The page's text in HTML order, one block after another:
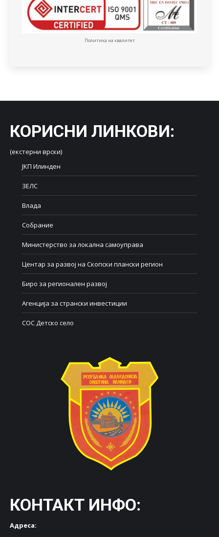
Политика на квалитет
КОРИСНИ ЛИНКОВИ:
(екстерни врски)
ЈКП Илинден
ЗЕЛС
Влада
Собрание
Министерство за локална самоуправа
Центар за развој на Скопски плански регион
Биро за регионален развој
Агенција за странски инвестиции
СОС Детско село
КОНТАКТ ИНФО:
Адреса: